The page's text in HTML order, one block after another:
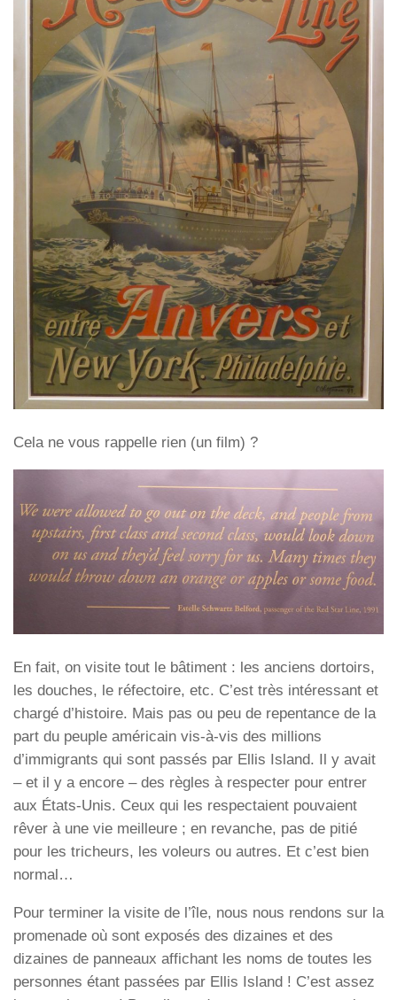
Cela ne vous rappelle rien (un film) ?
En fait, on visite tout le bâtiment : les anciens dortoirs,
les douches, le réfectoire, etc. C’est très intéressant et
chargé d’histoire. Mais pas ou peu de repentance de la
part du peuple américain vis-à-vis des millions
d’immigrants qui sont passés par Ellis Island. Il y avait
– et il y a encore – des règles à respecter pour entrer
aux États-Unis. Ceux qui les respectaient pouvaient
rêver à une vie meilleure ; en revanche, pas de pitié
pour les tricheurs, les voleurs ou autres. Et c’est bien
normal…
Pour terminer la visite de l’île, nous nous rendons sur la
promenade où sont exposés des dizaines et des
dizaines de panneaux affichant les noms de toutes les
personnes étant passées par Ellis Island ! C’est assez